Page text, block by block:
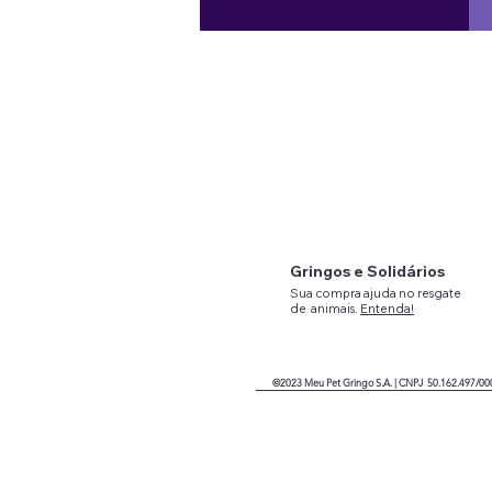
©2023Meu Pet GringoS.A. |CNPJ 50.162.497/
Gringos e Solidários
Sua compra ajuda no resgate
de animais. Entenda!